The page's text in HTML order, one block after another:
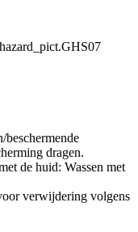
beschermende
dragen.
de huid: Wassen met
verwijdering volgens